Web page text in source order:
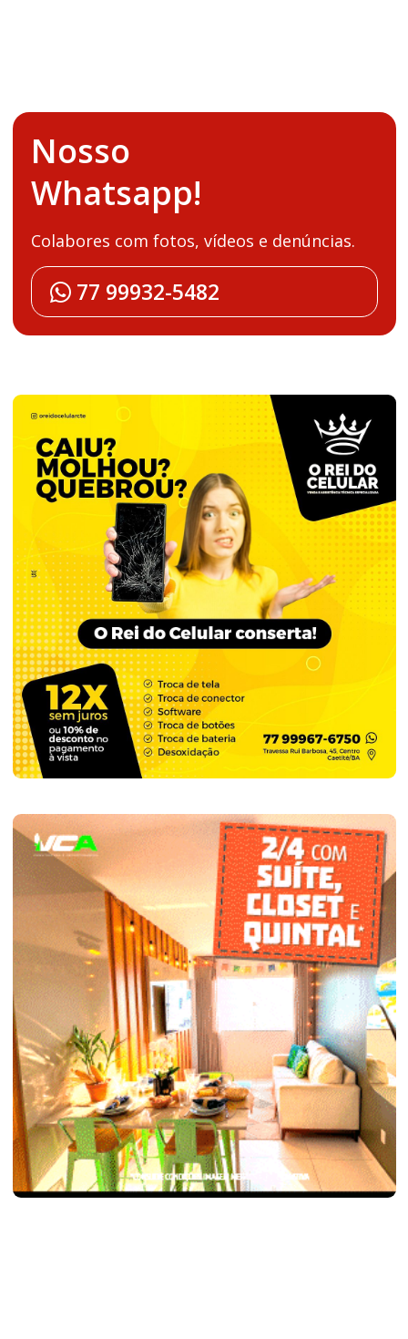
Nosso
Whatsapp!
Colabores com fotos, vídeos e denúncias.
77 99932-5482